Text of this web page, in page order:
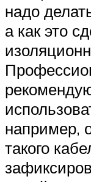
надо
а как это
например,
такого